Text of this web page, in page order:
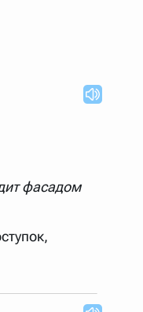
меню.
букв —
выведутся
первым
фасадом